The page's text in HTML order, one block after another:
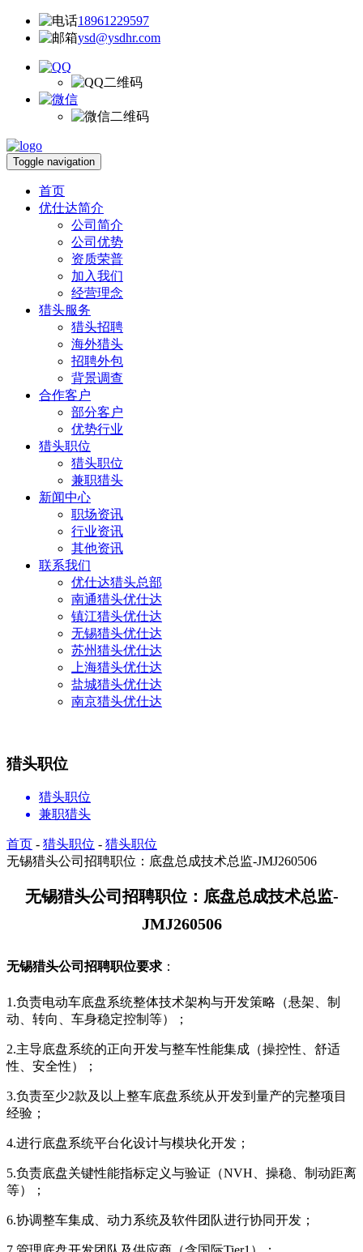
18961229597
ysd@ysdhr.com
Toggle navigation
首页
优仕达简介
公司简介
公司优势
资质荣普
加入我们
经营理念
猎头服务
猎头招聘
海外猎头
招聘外包
背景调查
合作客户
部分客户
优势行业
猎头职位
猎头职位
兼职猎头
新闻中心
职场资讯
行业资讯
其他资讯
联系我们
优仕达猎头总部
南通猎头优仕达
镇江猎头优仕达
无锡猎头优仕达
苏州猎头优仕达
上海猎头优仕达
盐城猎头优仕达
南京猎头优仕达
猎头职位
猎头职位
兼职猎头
首页 - 猎头职位 - 猎头职位
无锡猎头公司招聘职位：底盘总成技术总监-JMJ260506
无锡猎头公司招聘职位： 底盘总成技术总监-
JMJ260506
无锡猎头公司招聘职位要求：
1.负责电动车底盘系统整体技术架构与开发策略（悬架、制
动、转向、车身稳定控制等）；
2.主导底盘系统的正向开发与整车性能集成（操控性、舒适
性、安全性）；
3.负责至少2款及以上整车底盘系统从开发到量产的完整项目
经验；
4.进行底盘系统平台化设计与模块化开发；
5.负责底盘关键性能指标定义与验证（NVH、操稳、制动距离
等）；
6.协调整车集成、动力系统及软件团队进行协同开发；